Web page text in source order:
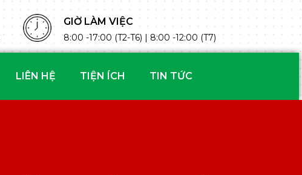
GIỜ LÀM VIỆC
8:00 -17:00 (T2-T6) | 8:00 -12:00 (T7)
LIÊN HỆ TIỆN ÍCH TIN TỨC